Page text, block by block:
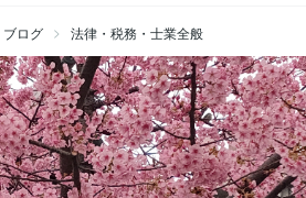
ブログ 法律・税務・士業全般